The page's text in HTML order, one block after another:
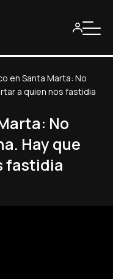
en Santa Marta: No
a quien nos fastidia
No
Hay que
fastidia